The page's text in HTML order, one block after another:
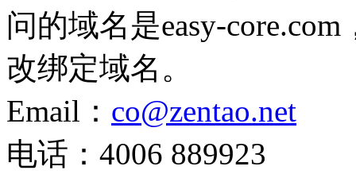
问的域名是easy-
改绑定域名。
Email： co@zentao.net
电话：4006 889923